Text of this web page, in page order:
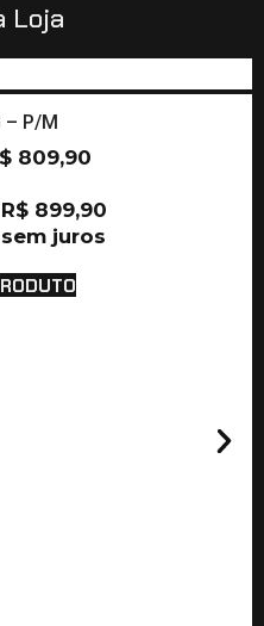
Loja
– P/M
809,90
R$ 899,90
juros